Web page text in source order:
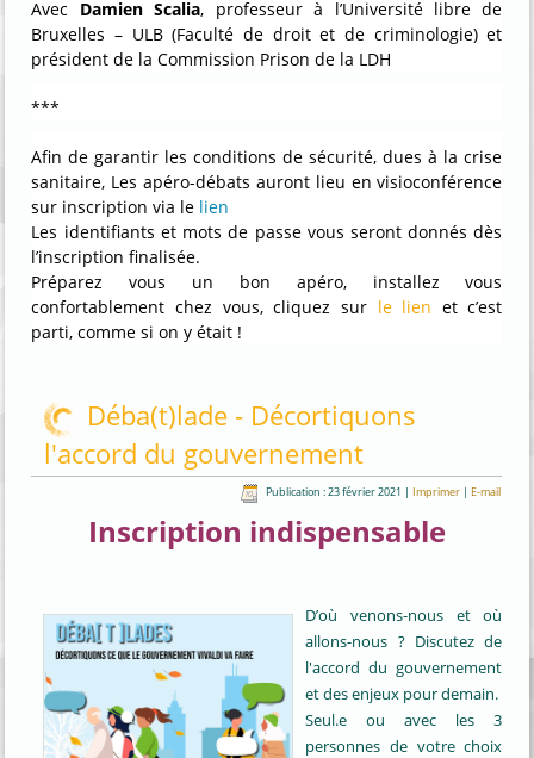
Avec Damien Scalia, professeur à l’Université libre de
Bruxelles – ULB (Faculté de droit et de criminologie) et
président de la Commission Prison de la LDH
***
Afin de garantir les conditions de sécurité, dues à la crise
sanitaire, Les apéro-débats auront lieu en visioconférence
sur inscription via le lien
Les identifiants et mots de passe vous seront donnés dès
l’inscription finalisée.
Préparez vous un bon apéro, installez vous
confortablement chez vous, cliquez sur le lien et c’est
parti, comme si on y était !
Déba(t)lade - Décortiquons
l'accord du gouvernement
Publication : 23 février 2021 |Imprimer |E-mail
Inscription indispensable
D’où venons-nous et où
allons-nous ? Discutez de
l'accord du gouvernement
et des enjeux pour demain.
Seul.e ou avec les 3
personnes de votre choix